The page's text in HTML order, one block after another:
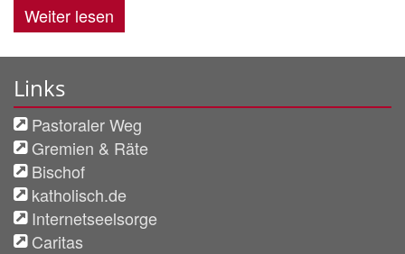
Weiter lesen
Links
Pastoraler Weg
Gremien & Räte
Bischof
katholisch.de
Internetseelsorge
Caritas